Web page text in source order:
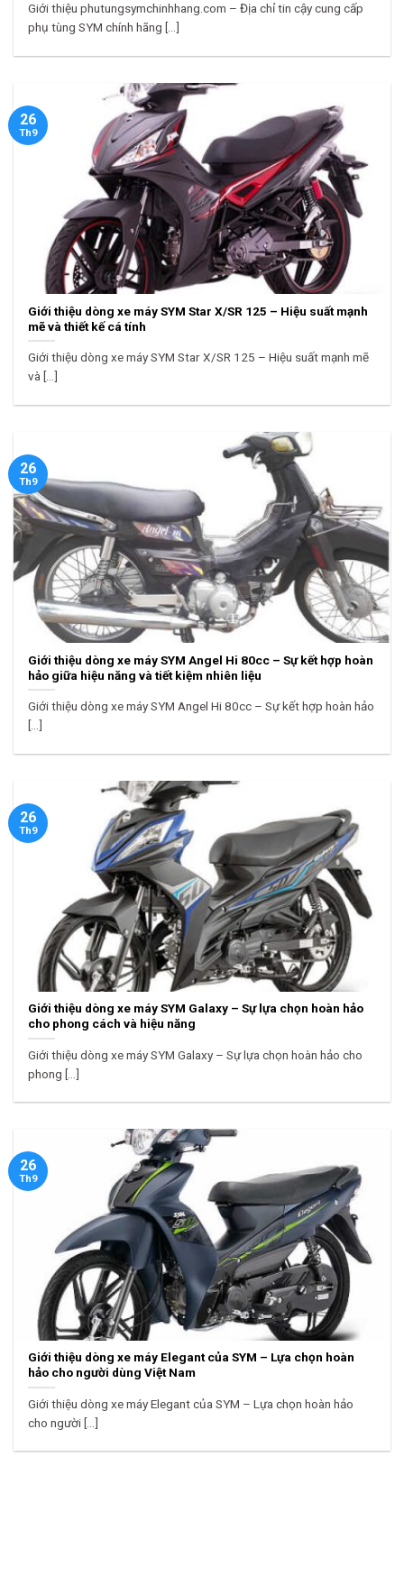
Giới thiệu phutungsymchinhhang.com – Địa chỉ tin cậy cung cấp
phụ tùng SYM chính hãng [...]
Giới thiệu dòng xe máy SYM Star X/SR 125 – Hiệu suất mạnh
mẽ và thiết kế cá tính
Giới thiệu dòng xe máy SYM Star X/SR 125 – Hiệu suất mạnh mẽ
và [...]
26
Th9
Giới thiệu dòng xe máy SYM Angel Hi 80cc – Sự kết hợp hoàn
hảo giữa hiệu năng và tiết kiệm nhiên liệu
Giới thiệu dòng xe máy SYM Angel Hi 80cc – Sự kết hợp hoàn hảo
[...]
26
Th9
Giới thiệu dòng xe máy SYM Galaxy – Sự lựa chọn hoàn hảo
cho phong cách và hiệu năng
Giới thiệu dòng xe máy SYM Galaxy – Sự lựa chọn hoàn hảo cho
phong [...]
26
Th9
Giới thiệu dòng xe máy Elegant của SYM – Lựa chọn hoàn
hảo cho người dùng Việt Nam
Giới thiệu dòng xe máy Elegant của SYM – Lựa chọn hoàn hảo
cho người [...]
26
Th9